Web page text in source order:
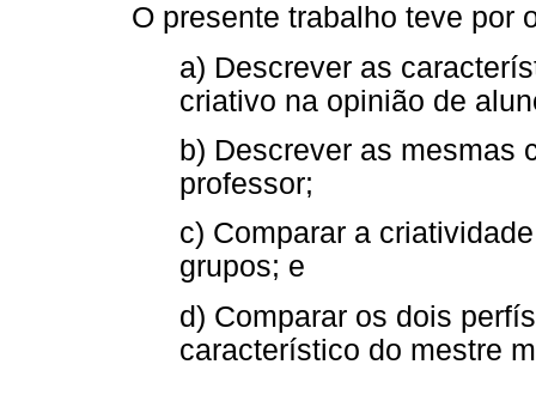
O presente trabalho teve por
a) Descrever as
criativo na opinião de
b) Descrever as mesmas
professor;
c) Comparar a
grupos; e
d) Comparar os dois
característico do mestre